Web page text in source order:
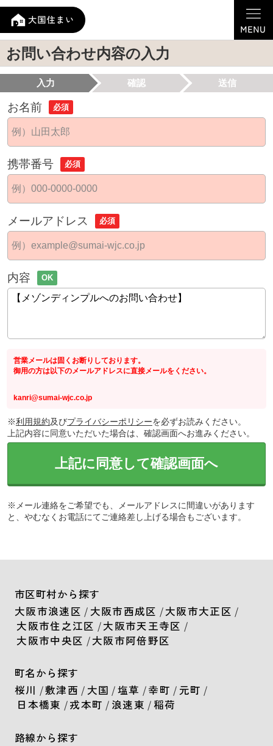
お問い合わせ内容の入力
入力 確認 送信
お名前 必須
携帯番号 必須
メールアドレス 必須
内容 OK
営業メールは固くお断りしております。
御用の方は以下のメールアドレスに直接メールをください。
kanri@sumai-wjc.co.jp
※利用規約及びプライバシーポリシーを必ずお読みください。
上記内容に同意いただいた場合は、確認画面へお進みください。
上記に同意して確認画面へ
※メール連絡をご希望でも、メールアドレスに間違いがあります
と、やむなくお電話にてご連絡差し上げる場合もございます。
市区町村から探す
大阪市浪速区 / 大阪市西成区 /大阪市大正区 /
大阪市住之江区 /大阪市天王寺区 /
大阪市中央区 /大阪市阿倍野区
町名から探す
桜川 /敷津西 / 大国 /塩草 /幸町 / 元町 /
日本橋東 /戎本町 / 浪速東 /稲荷
路線から探す